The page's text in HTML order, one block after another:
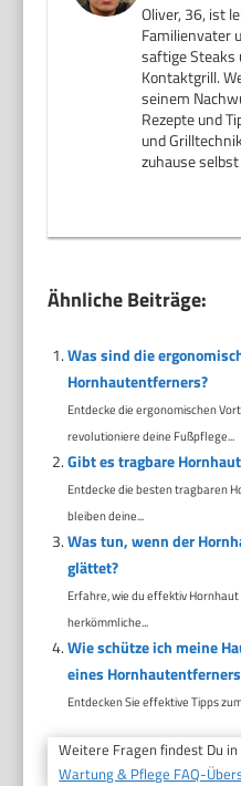
Oliver, 36, ist
Familienvater
saftige Steaks
Kontaktgrill.
seinem
Rezepte und
und
zuhause
Ähnliche Beiträge:
Was sind die
Hornhautentferners?
Entdecke die ergonomischen
revolutioniere deine Fußpflege...
Gibt es tragbare
Entdecke die besten tragbaren
bleiben deine...
Was tun, wenn der
glättet?
Erfahre, wie du effektiv
herkömmliche...
Wie schütze ich meine
eines
Entdecken Sie effektive Tipps
Weitere Fragen findest Du
Wartung & Pflege FAQ-